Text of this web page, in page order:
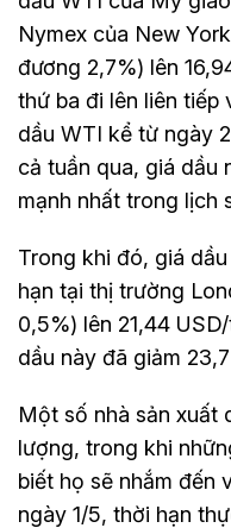
Nymex của New
đương 2,7%) lên
thứ ba đi lên liên tiếp
dầu WTI kể từ ngày
cả tuần qua, giá dầu
mạnh nhất trong lịch
Trong khi đó, giá
hạn tại thị trường
0,5%) lên 21,44
dầu này đã giảm
Một số nhà sản xuất
lượng, trong khi
biết họ sẽ nhắm đến
ngày 1/5, thời hạn